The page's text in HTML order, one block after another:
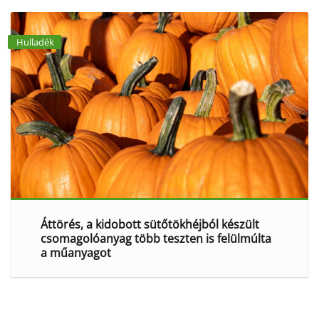
Hulladék
Áttörés, a kidobott sütőtökhéjból készült
csomagolóanyag több teszten is felülmúlta
a műanyagot